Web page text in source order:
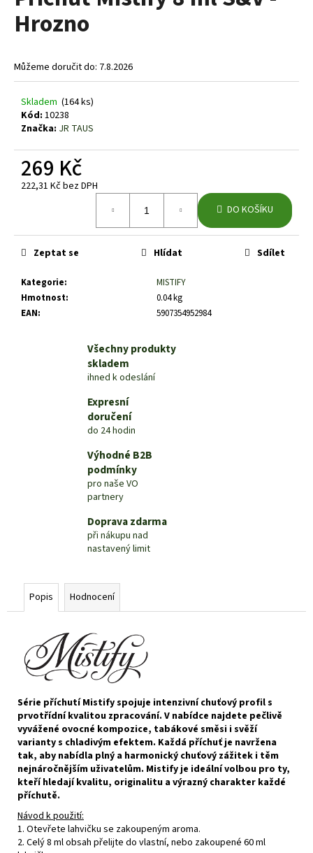
0,0
zHrozno
Můžeme doručit do: 7.8.2026
Skladem (164 ks)
Kód: 10238
Značka: JR TAUS
269 Kč
222,31 Kč bez DPH
DO KOŠÍKU
Kategorie:
MISTIFY
Hmotnost:
0.04 kg
EAN: 5907354952984
Zeptat se Hlídat Sdílet
Všechny produkty
skladem
ihned k odeslání
Expresní
doručení
do 24 hodin
Výhodné B2B
podmínky
pro naše VO
partnery
Doprava zdarma
při nákupu nad
nastavený limit
Popis Hodnocení
Série příchutí Mistify spojuje intenzivní chuťový profil s
prvotřídní kvalitou zpracování. V nabídce najdete pečlivě
vyvážené ovocné kompozice, tabákové směsi i svěží
varianty s chladivým efektem. Každá příchuť je navržena
tak, aby nabídla plný a harmonický chuťový zážitek i těm
nejnáročnějším uživatelům. Mistify je ideální volbou pro ty,
kteří hledají kvalitu, originalitu a výrazný charakter každé
příchutě.
Návod k použití:
1. Otevřete lahvičku se zakoupeným aroma.
2. Celý 8 ml obsah přelijte do vlastní, nebo zakoupené 60 ml
a
j
t
o